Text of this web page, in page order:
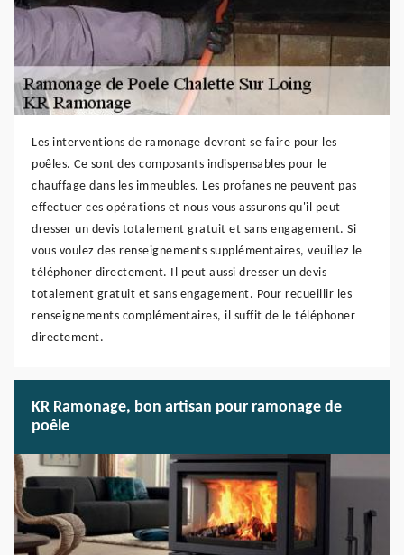
Les interventions de ramonage devront se faire pour les
poêles. Ce sont des composants indispensables pour le
chauffage dans les immeubles. Les profanes ne peuvent pas
effectuer ces opérations et nous vous assurons qu'il peut
dresser un devis totalement gratuit et sans engagement. Si
vous voulez des renseignements supplémentaires, veuillez le
téléphoner directement. Il peut aussi dresser un devis
totalement gratuit et sans engagement. Pour recueillir les
renseignements complémentaires, il suffit de le téléphoner
directement.
KR Ramonage, bon artisan pour ramonage de
poêle